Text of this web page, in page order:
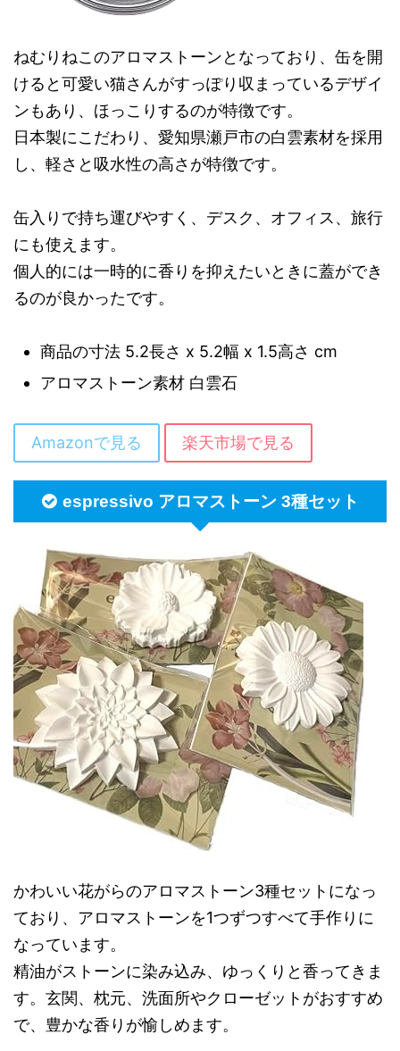
ねむりねこのアロマストーンとなっており、缶を開
けると可愛い猫さんがすっぽり収まっているデザイ
ンもあり、ほっこりするのが特徴です。
日本製にこだわり、愛知県瀬戸市の白雲素材を採用
し、軽さと吸水性の高さが特徴です。
缶入りで持ち運びやすく、デスク、オフィス、旅行
にも使えます。
個人的には一時的に香りを抑えたいときに蓋ができ
るのが良かったです。
商品の寸法 5.2長さ x 5.2幅 x 1.5高さ cm
アロマストーン素材 白雲石
Amazonで見る 楽天市場で見る
espressivo アロマストーン 3種セット
かわいい花がらのアロマストーン3種セットになっ
ており、アロマストーンを1つずつすべて手作りに
なっています。
精油がストーンに染み込み、ゆっくりと香ってきま
す。玄関、枕元、洗面所やクローゼットがおすすめ
で、豊かな香りが愉しめます。